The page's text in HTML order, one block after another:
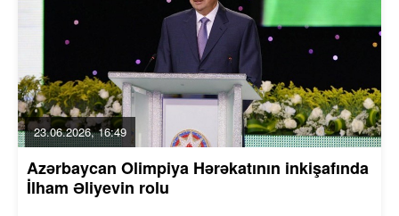
23.06.2026, 16:49
Azərbaycan Olimpiya Hərəkatının inkişafında
İlham Əliyevin rolu